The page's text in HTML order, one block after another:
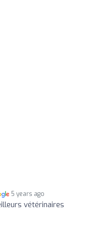
5 years ago
vétérinaires